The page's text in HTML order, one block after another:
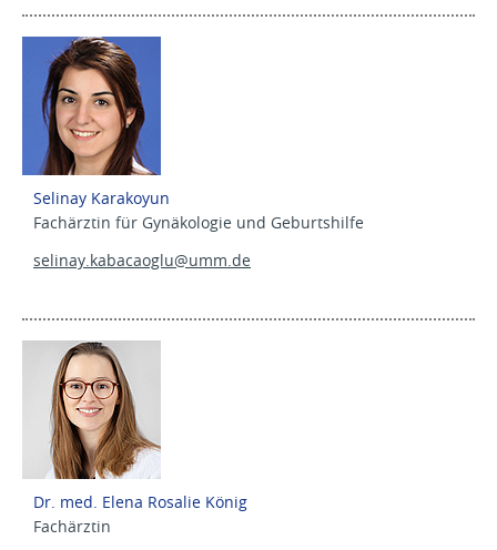
Selinay Karakoyun
Fachärztin für Gynäkologie und Geburtshilfe
selinay.kabacaoglu@umm.de
Dr. med. Elena Rosalie König
Fachärztin